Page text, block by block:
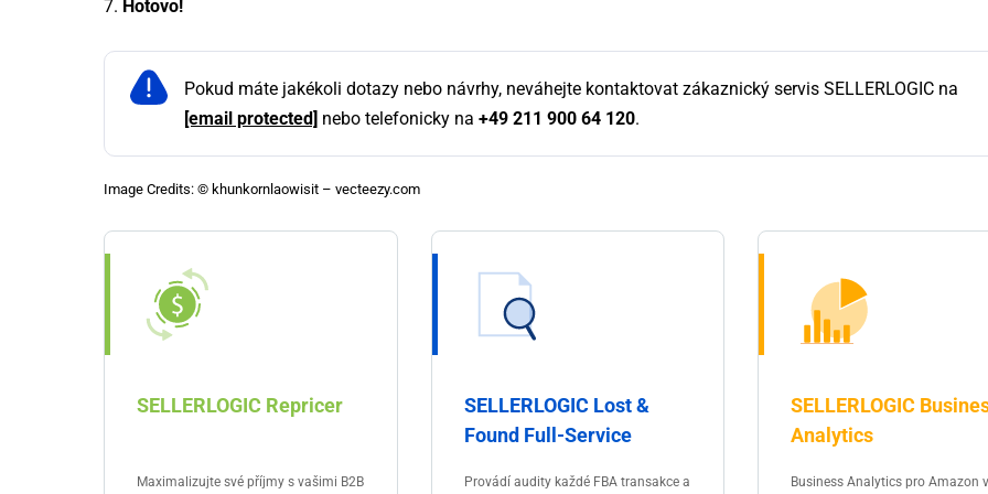
7. Hotovo!
Pokud máte jakékoli dotazy nebo návrhy, neváhejte kontaktovat zákaznický servis SELLERLOGIC na
[email protected] nebo telefonicky na +49 211 900 64 120.
Image Credits: © khunkornlaowisit – vecteezy.com
SELLERLOGIC Repricer
Maximalizujte své příjmy s vašimi B2B
SELLERLOGIC Lost &
Found Full-Service
Provádí audity každé FBA transakce a
SELLERLOGIC
Analytics
Business Analytics pro Amazon